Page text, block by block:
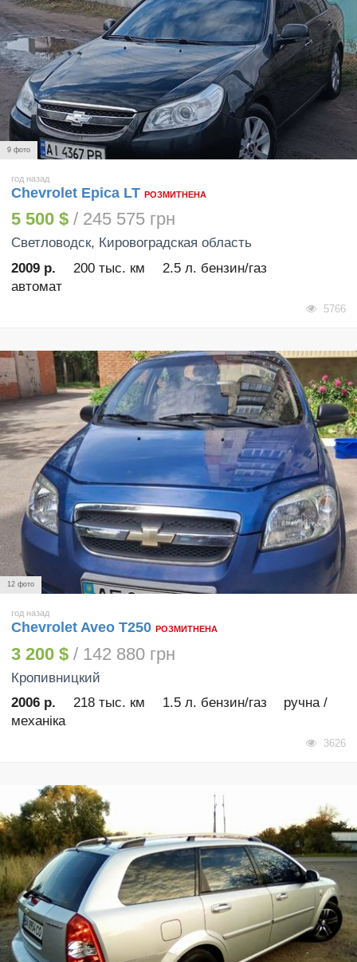
9 фото
год назад
Chevrolet Epica LT РОЗМИТНЕНА
5 500 $ / 245 575 грн
Светловодск, Кировоградская область
2009 р.
200 тыс. км
2.5 л. бензин/газ
автомат
5766
12 фото
год назад
Chevrolet Aveo T250 РОЗМИТНЕНА
3 200 $ / 142 880 грн
Кропивницкий
2006 р.
218 тыс. км 1.5 л. бензин/газ
ручна /
механіка
3626